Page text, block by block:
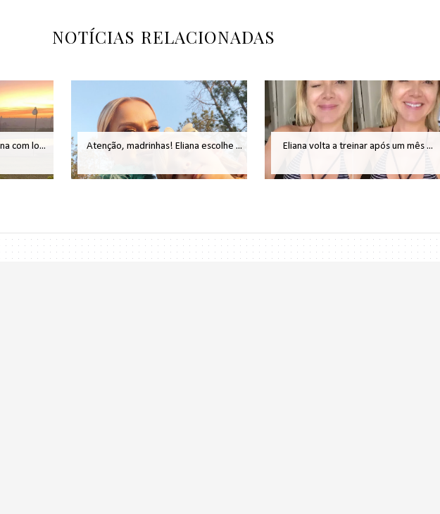
NOTÍCIAS RELACIONADAS
com lo... Atenção, madrinhas! Eliana escolhe ... Eliana volta a treinar após um mês ...